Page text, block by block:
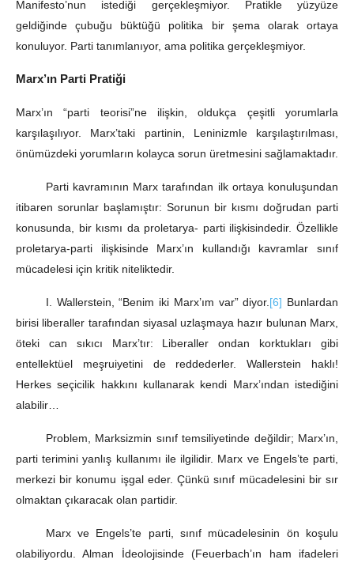
Manifesto’nun istediği gerçekleşmiyor. Pratikle yüzyüze
geldiğinde çubuğu büktüğü politika bir şema olarak ortaya
konuluyor. Parti tanımlanıyor, ama politika gerçekleşmiyor.
Marx’ın Parti Pratiği
Marx’ın “parti teorisi”ne ilişkin, oldukça çeşitli yorumlarla
karşılaşılıyor. Marx’taki partinin, Leninizmle karşılaştırılması,
önümüzdeki yorumların kolayca sorun üretmesini sağlamaktadır.
Parti kavramının Marx tarafından ilk ortaya konuluşundan
itibaren sorunlar başlamıştır: Sorunun bir kısmı doğrudan parti
konusunda, bir kısmı da proletarya- parti ilişkisindedir. Özellikle
proletarya-parti ilişkisinde Marx’ın kullandığı kavramlar sınıf
mücadelesi için kritik niteliktedir.
I. Wallerstein, “Benim iki Marx’ım var” diyor. [6] Bunlardan
birisi liberaller tarafından siyasal uzlaşmaya hazır bulunan Marx,
öteki can sıkıcı Marx’tır: Liberaller ondan korktukları gibi
entellektüel meşruiyetini de reddederler. Wallerstein haklı!
Herkes seçicilik hakkını kullanarak kendi Marx’ından istediğini
alabilir…
Problem, Marksizmin sınıf temsiliyetinde değildir; Marx’ın,
parti terimini yanlış kullanımı ile ilgilidir. Marx ve Engels’te parti,
merkezi bir konumu işgal eder. Çünkü sınıf mücadelesini bir sır
olmaktan çıkaracak olan partidir.
Marx ve Engels’te parti, sınıf mücadelesinin ön koşulu
olabiliyordu. Alman İdeolojisinde (Feuerbach’ın ham ifadeleri